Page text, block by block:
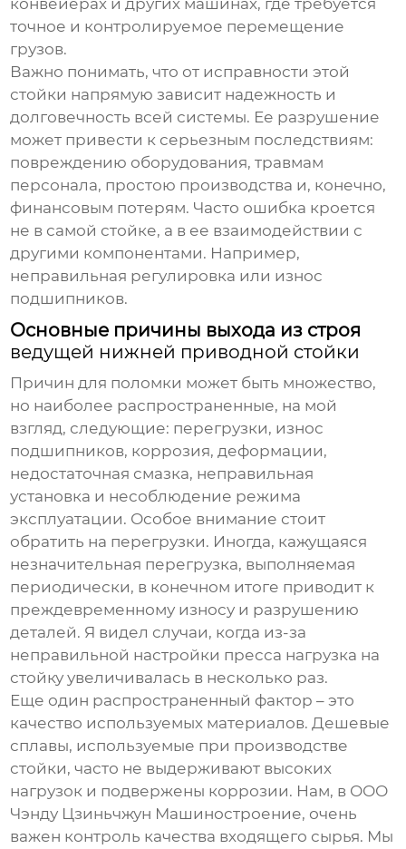
конвейерах и других машинах, где требуется
точное и контролируемое перемещение
грузов.
Важно понимать, что от исправности этой
стойки напрямую зависит надежность и
долговечность всей системы. Ее разрушение
может привести к серьезным последствиям:
повреждению оборудования, травмам
персонала, простою производства и, конечно,
финансовым потерям. Часто ошибка кроется
не в самой стойке, а в ее взаимодействии с
другими компонентами. Например,
неправильная регулировка или износ
подшипников.
Основные причины выхода из строя
ведущей нижней приводной стойки
Причин для поломки может быть множество,
но наиболее распространенные, на мой
взгляд, следующие: перегрузки, износ
подшипников, коррозия, деформации,
недостаточная смазка, неправильная
установка и несоблюдение режима
эксплуатации. Особое внимание стоит
обратить на перегрузки. Иногда, кажущаяся
незначительная перегрузка, выполняемая
периодически, в конечном итоге приводит к
преждевременному износу и разрушению
деталей. Я видел случаи, когда из-за
неправильной настройки пресса нагрузка на
стойку увеличивалась в несколько раз.
Еще один распространенный фактор – это
качество используемых материалов. Дешевые
сплавы, используемые при производстве
стойки, часто не выдерживают высоких
нагрузок и подвержены коррозии. Нам, в ООО
Чэнду Цзиньчжун Машиностроение, очень
важен контроль качества входящего сырья. Мы